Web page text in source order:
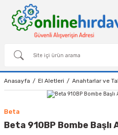
Anasayfa El Aletleri Anahtarlar ve
Beta
Beta 910BP Bombe